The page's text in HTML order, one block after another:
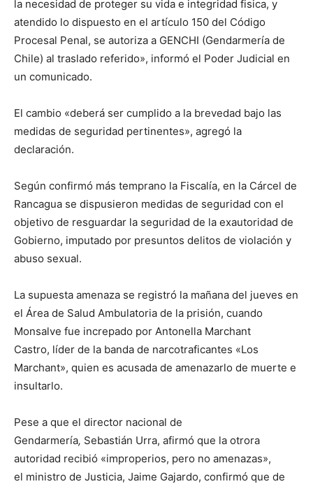
la necesidad de proteger su vida e integridad fisica, y
atendido lo dispuesto en el artículo 150 del Código
Procesal Penal, se autoriza a GENCHI (Gendarmería de
Chile) al traslado referido», informó el Poder Judicial en
un comunicado.
El cambio «deberá ser cumplido a la brevedad bajo las
medidas de seguridad pertinentes», agregó la
declaración.
Según confirmó más temprano la Fiscalía, en la Cárcel de
Rancagua se dispusieron medidas de seguridad con el
objetivo de resguardar la seguridad de la exautoridad de
Gobierno, imputado por presuntos delitos de violación y
abuso sexual.
La supuesta amenaza se registró la mañana del jueves en
el Área de Salud Ambulatoria de la prisión, cuando
Monsalve fue increpado por Antonella Marchant
Castro, líder de la banda de narcotraficantes «Los
Marchant», quien es acusada de amenazarlo de muerte e
insultarlo.
Pese a que el director nacional de
Gendarmería, Sebastián Urra, afirmó que la otrora
autoridad recibió «improperios, pero no amenazas»,
el ministro de Justicia, Jaime Gajardo, confirmó que de